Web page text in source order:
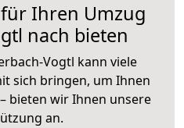
Ihren Umzug
nach bieten
Vogtl kann viele
sich bringen, um Ihnen
bieten wir Ihnen unsere
an.